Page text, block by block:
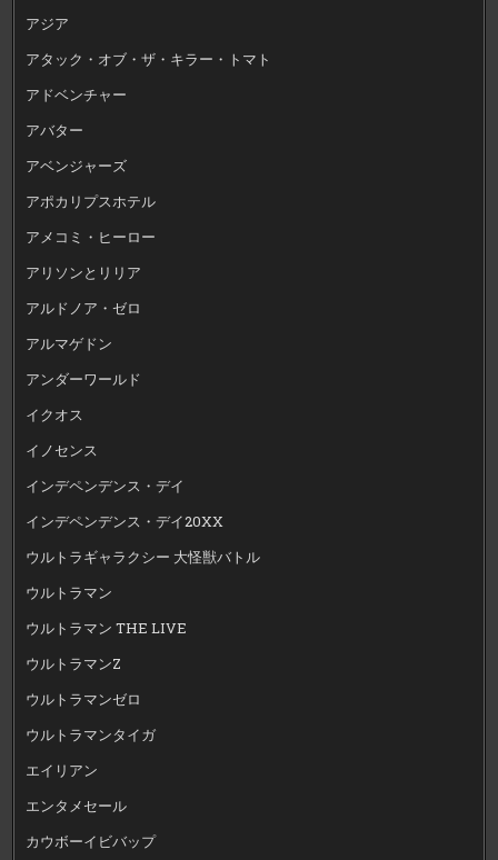
アジア
アタック・オブ・ザ・キラー・トマト
アドベンチャー
アバター
アベンジャーズ
アポカリプスホテル
アメコミ・ヒーロー
アリソンとリリア
アルドノア・ゼロ
アルマゲドン
アンダーワールド
イクオス
イノセンス
インデペンデンス・デイ
インデペンデンス・デイ20XX
ウルトラギャラクシー 大怪獣バトル
ウルトラマン
ウルトラマン THE LIVE
ウルトラマンZ
ウルトラマンゼロ
ウルトラマンタイガ
エイリアン
エンタメセール
カウボーイビバップ